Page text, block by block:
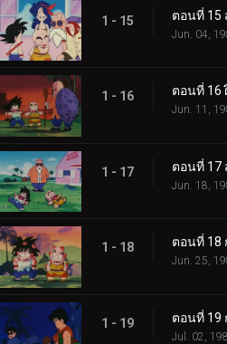
1 - 15 ตอนที่ 15
Jun. 04,
1 - 16
Jun. 11,
1 - 17 ตอนที่ 17
Jun. 18,
1 - 18
Jun. 25,
1 - 19
Jul. 02,